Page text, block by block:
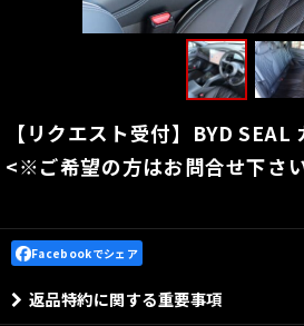
【リクエスト受付】BYD
<※ご希望の方はお問合せ下さ
Facebookでシェア
返品特約に関する重要事項